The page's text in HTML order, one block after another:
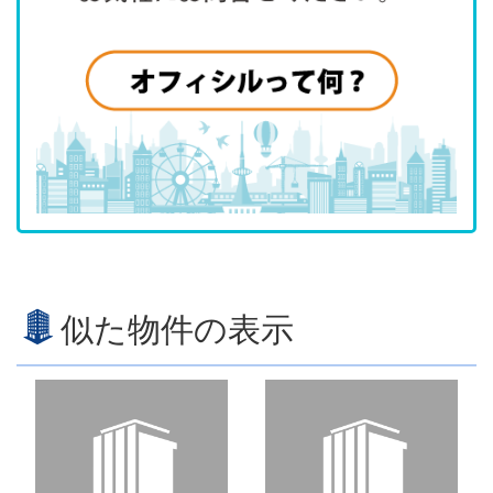
似た物件の表示